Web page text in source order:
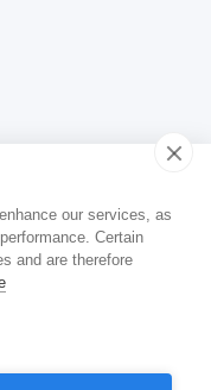
Clicca
riservati.
our services, as
Certain
and are therefore